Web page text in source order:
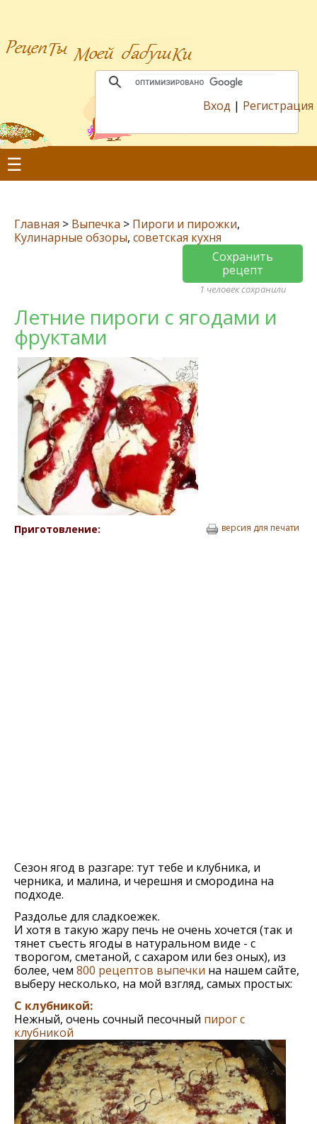
Вход | Регистрация
☰
Главная > Выпечка > Пироги и пирожки,
Кулинарные обзоры, советская кухня
Сохранить
рецепт
1 человек сохранили
Летние пироги с ягодами и
фруктами
Приготовление: версия для печати
Сезон ягод в разгаре: тут тебе и клубника, и
черника, и малина, и черешня и смородина на
подходе.
Раздолье для сладкоежек.
И хотя в такую жару печь не очень хочется (так и
тянет съесть ягоды в натуральном виде - с
творогом, сметаной, с сахаром или без оных), из
более, чем 800 рецептов выпечки на нашем сайте,
выберу несколько, на мой взгляд, самых простых:
С клубникой:
Нежный, очень сочный песочный пирог с
клубникой